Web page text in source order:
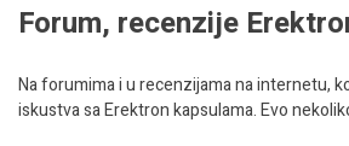
Forum, recenzije
Na forumima i u recenzijama na internetu,
iskustva sa Erektron kapsulama. Evo